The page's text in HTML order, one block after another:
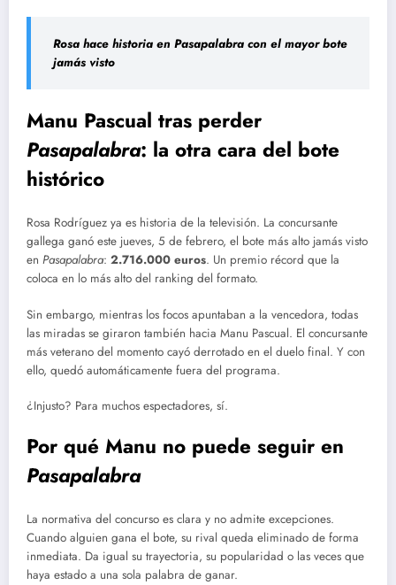
Rosa hace historia en Pasapalabra con el mayor bote
jamás visto
Manu Pascual tras perder
Pasapalabra: la otra cara del bote
histórico
Rosa Rodríguez ya es historia de la televisión. La concursante
gallega ganó este jueves, 5 de febrero, el bote más alto jamás visto
en Pasapalabra: 2.716.000 euros. Un premio récord que la
coloca en lo más alto del ranking del formato.
Sin embargo, mientras los focos apuntaban a la vencedora, todas
las miradas se giraron también hacia Manu Pascual. El concursante
más veterano del momento cayó derrotado en el duelo final. Y con
ello, quedó automáticamente fuera del programa.
¿Injusto? Para muchos espectadores, sí.
Por qué Manu no puede seguir en
Pasapalabra
La normativa del concurso es clara y no admite excepciones.
Cuando alguien gana el bote, su rival queda eliminado de forma
inmediata. Da igual su trayectoria, su popularidad o las veces que
haya estado a una sola palabra de ganar.